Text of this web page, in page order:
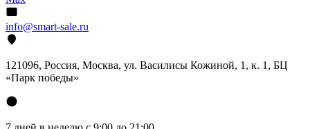
info@smart-sale.ru
121096, Россия, Москва, ул. Василисы Кожиной, 1, к. 1, БЦ
«Парк победы»